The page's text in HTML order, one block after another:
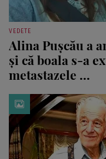
VEDETE
Alina Pușcău a
și că boala s-a
metastazele ...